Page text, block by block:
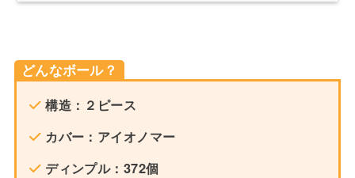
どんなボール？
構造：２ピース
カバー：アイオノマー
ディンプル：372個